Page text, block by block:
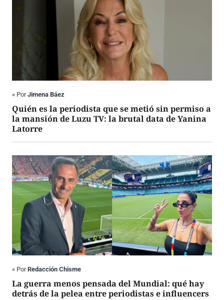
« PorJimena Báez
Quién es la periodista que se metió sin permiso a
la mansión de Luzu TV: la brutal data de Yanina
Latorre
« PorRedacción Chisme
La guerra menos pensada del Mundial: qué hay
detrás de la pelea entre periodistas e influencers